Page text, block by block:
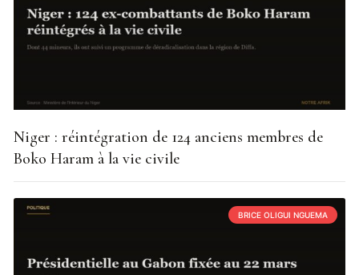
Niger : réintégration de 124 anciens membres de
Boko Haram à la vie civile
BRICE OLIGUI NGUEMA